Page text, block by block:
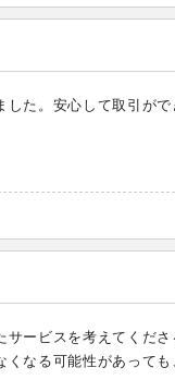
た。安心して取引がで
サービスを考えてくだ
なる可能性があっても